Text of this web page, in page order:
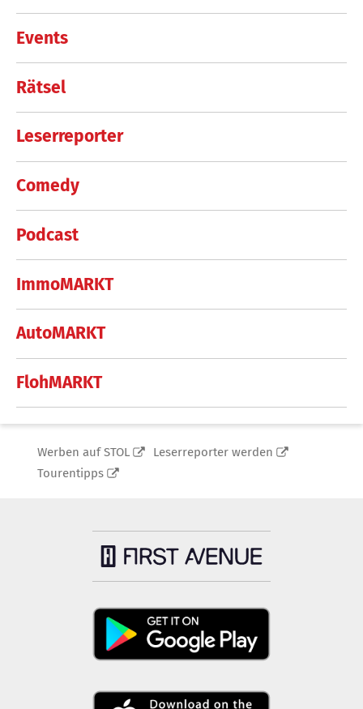
Events
Rätsel
Leserreporter
Comedy
Podcast
ImmoMARKT
AutoMARKT
FlohMARKT
Werben auf STOL
Leserreporter werden
Tourentipps